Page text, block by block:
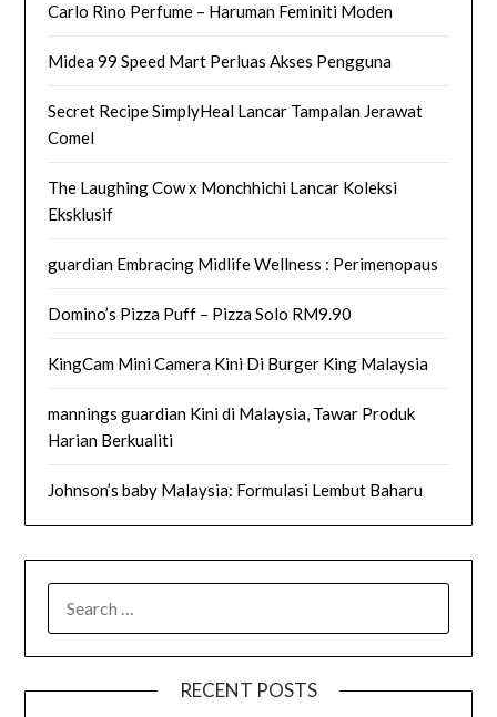
Carlo Rino Perfume – Haruman Feminiti Moden
Midea 99 Speed Mart Perluas Akses Pengguna
Secret Recipe SimplyHeal Lancar Tampalan Jerawat
Comel
The Laughing Cow x Monchhichi Lancar Koleksi
Eksklusif
guardian Embracing Midlife Wellness : Perimenopaus
Domino’s Pizza Puff – Pizza Solo RM9.90
KingCam Mini Camera Kini Di Burger King Malaysia
mannings guardian Kini di Malaysia, Tawar Produk
Harian Berkualiti
Johnson’s baby Malaysia: Formulasi Lembut Baharu
FOR:
RECENT POSTS